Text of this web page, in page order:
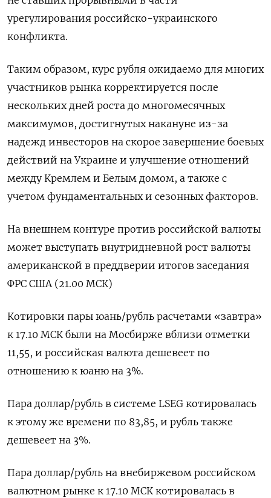
урегулирования российско-украинского
конфликта.
Таким образом, курс рубля ожидаемо для многих
участников рынка корректируется после
нескольких дней роста до многомесячных
максимумов, достигнутых накануне из-за
надежд инвесторов на скорое завершение боевых
действий на Украине и улучшение отношений
между Кремлем и Белым домом, а также с
учетом фундаментальных и сезонных факторов.
На внешнем контуре против российской валюты
может выступать внутридневной рост валюты
американской в преддверии итогов заседания
ФРС США (21.00 МСК)
Котировки пары юань/рубль расчетами «завтра»
к 17.10 МСК были на Мосбирже вблизи отметки
11,55, и российская валюта дешевеет по
отношению к юаню на 3%.
Пара доллар/рубль в системе LSEG котировалась
к этому же времени по 83,85, и рубль также
дешевеет на 3%.
Пара доллар/рубль на внебиржевом российском
валютном рынке к 17.10 МСК котировалась в